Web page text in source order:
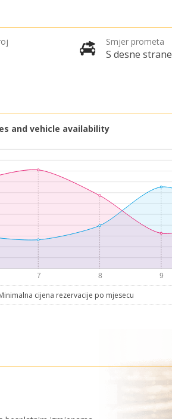
Smjer prometa
S desne strane
and vehicle availability
cijena rezervacije po mjesecu